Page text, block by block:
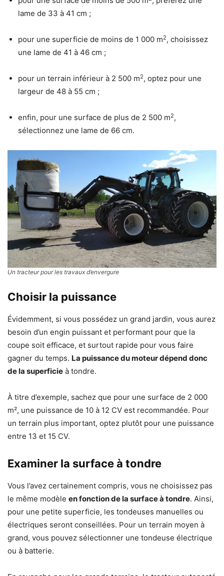
lame de 33 à 41 cm ;
pour une superficie de moins de 1 000 m2, choisissez
une lame de 41 à 46 cm ;
pour un terrain inférieur à 2 500 m2, optez pour une
largeur de 48 à 55 cm ;
enfin, pour une surface de plus de 2 500 m2,
sélectionnez une lame de 66 cm.
Un tracteur pour les travaux d’envergure
Choisir la puissance
Évidemment, si vous possédez un grand jardin, vous aurez
besoin d’un engin puissant et performant pour que la
coupe soit efficace, et surtout rapide pour vous faire
gagner du temps. La puissance du moteur dépend donc
de la superficie à tondre.
À titre d’exemple, sachez que pour une surface de 2 000
m², une puissance de 10 à 12 CV est recommandée. Pour
un terrain plus important, optez plutôt pour une puissance
entre 13 et 15 CV.
Examiner la surface à tondre
Vous l’avez certainement compris, vous ne choisissez pas
le même modèle en fonction de la surface à tondre. Ainsi,
pour une petite superficie, les tondeuses manuelles ou
électriques seront conseillées. Pour un terrain moyen à
grand, vous pouvez sélectionner une tondeuse électrique
ou à batterie.